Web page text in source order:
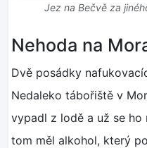
Jez na Bečvě za
Nehoda na
Dvě posádky
Nedaleko tábořiště v
vypadl z lodě a už se ho
tom měl alkohol, který